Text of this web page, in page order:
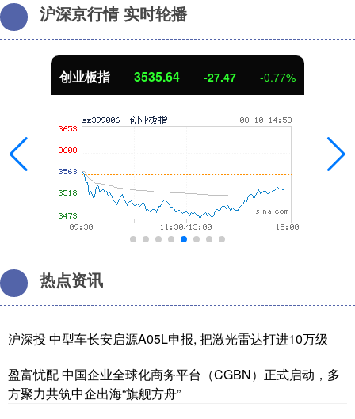
沪深京行情 实时轮播
创业板指 3535.64 -27.47 -0.77%
热点资讯
沪深投 中型车长安启源A05L申报, 把激光雷达打进10万级
盈富忧配 中国企业全球化商务平台（CGBN）正式启动，多
方聚力共筑中企出海“旗舰方舟”